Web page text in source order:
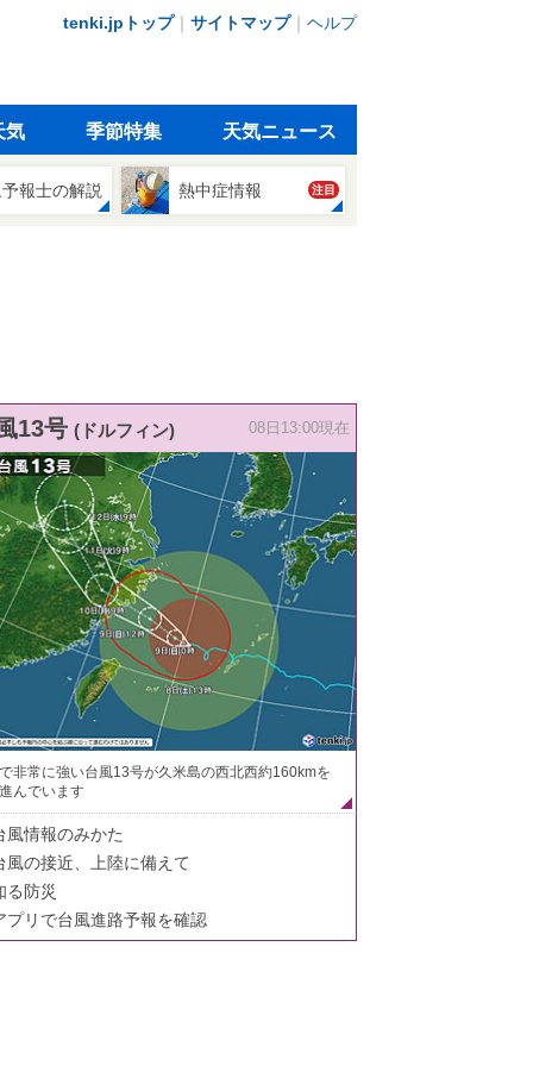
tenki.jpトップ｜ サイトマップ｜ ヘルプ
気 季節特集 天気ニュース
報士の解説 熱中症情報 注目
13号 (ドルフィン) 08日13:00現在
非常に強い台風13号が久米島の西北西約160kmを
んでいます
風情報のみかた
風の接近、上陸に備えて
る防災
プリで台風進路予報を確認